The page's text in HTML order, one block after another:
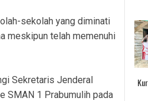
sekolah yang diminati
meskipun telah memenuhi
Sekretaris Jenderal
SMAN 1 Prabumulih pada